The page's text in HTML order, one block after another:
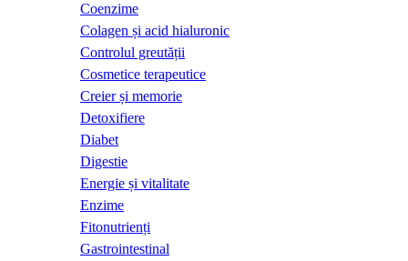
Coenzime
Colagen și acid hialuronic
Controlul greutății
Cosmetice terapeutice
Creier și memorie
Detoxifiere
Diabet
Digestie
Energie și vitalitate
Enzime
Fitonutrienți
Gastrointestinal